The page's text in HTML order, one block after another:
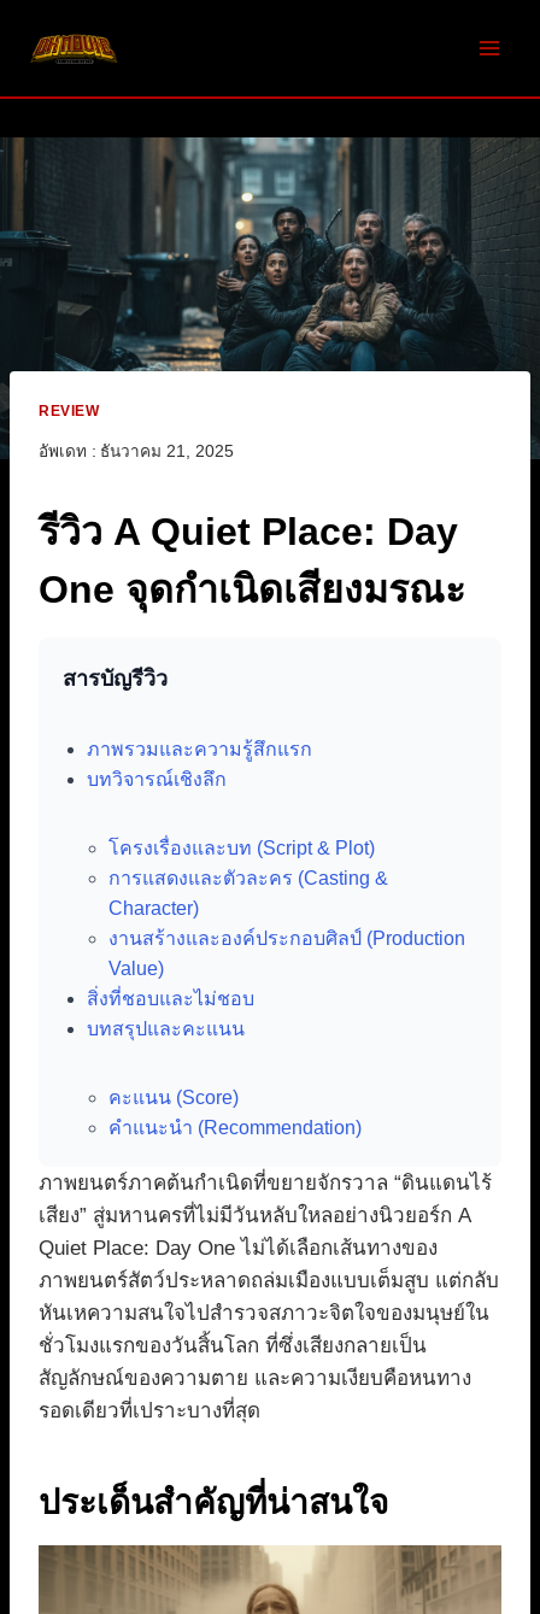
REVIEW
อัพเดท : ธันวาคม 21, 2025
รีวิว A Quiet Place: Day
One จุดกำเนิดเสียงมรณะ
สารบัญรีวิว
ภาพรวมและความรู้สึกแรก
บทวิจารณ์เชิงลึก
โครงเรื่องและบท (Script & Plot)
การแสดงและตัวละคร (Casting &
Character)
งานสร้างและองค์ประกอบศิลป์ (Production
Value)
สิ่งที่ชอบและไม่ชอบ
บทสรุปและคะแนน
คะแนน (Score)
คำแนะนำ (Recommendation)
ภาพยนตร์ภาคต้นกำเนิดที่ขยายจักรวาล “ดินแดนไร้
เสียง” สู่มหานครที่ไม่มีวันหลับใหลอย่างนิวยอร์ก A
Quiet Place: Day One ไม่ได้เลือกเส้นทางของ
ภาพยนตร์สัตว์ประหลาดถล่มเมืองแบบเต็มสูบ แต่กลับ
หันเหความสนใจไปสำรวจสภาวะจิตใจของมนุษย์ใน
ชั่วโมงแรกของวันสิ้นโลก ที่ซึ่งเสียงกลายเป็น
สัญลักษณ์ของความตาย และความเงียบคือหนทาง
รอดเดียวที่เปราะบางที่สุด
ประเด็นสำคัญที่น่าสนใจ